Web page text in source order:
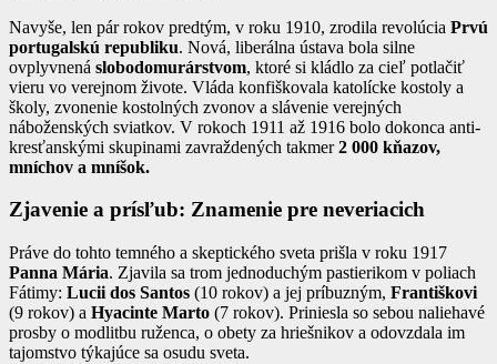
Navyše, len pár rokov predtým, v roku 1910, zrodila revolúcia Prvú
portugalskú republiku. Nová, liberálna ústava bola silne
ovplyvnená slobodomurárstvom, ktoré si kládlo za cieľ potlačiť
vieru vo verejnom živote. Vláda konfiškovala katolícke kostoly a
školy, zvonenie kostolných zvonov a slávenie verejných
náboženských sviatkov. V rokoch 1911 až 1916 bolo dokonca anti-
kresťanskými skupinami zavraždených takmer2 000 kňazov,
mníchov a mníšok.
Zjavenie a prísľub: Znamenie pre neveriacich
Práve do tohto temného a skeptického sveta prišla v roku 1917
Panna Mária. Zjavila sa trom jednoduchým pastierikom v poliach
Fátimy: Lucii dos Santos (10 rokov) a jej príbuzným, Františkovi
(9 rokov) a Hyacinte Marto (7 rokov). Priniesla so sebou naliehavé
prosby o modlitbu ruženca, o obety za hriešnikov a odovzdala im
tajomstvo týkajúce sa osudu sveta.